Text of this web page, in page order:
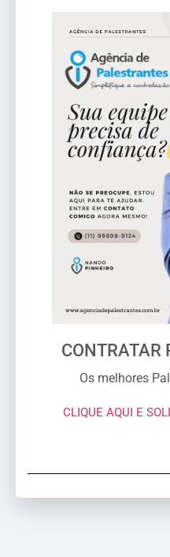
CONTRATAR
Os melhores
CLIQUE AQUI E